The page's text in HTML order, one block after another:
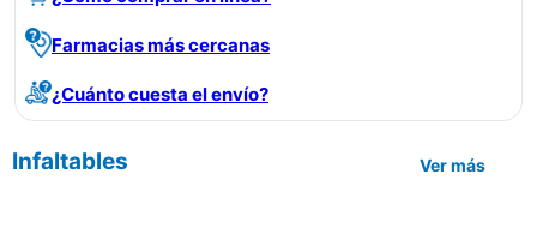
Farmacias más cercanas
¿Cuánto cuesta el envío?
Infaltables Ver más